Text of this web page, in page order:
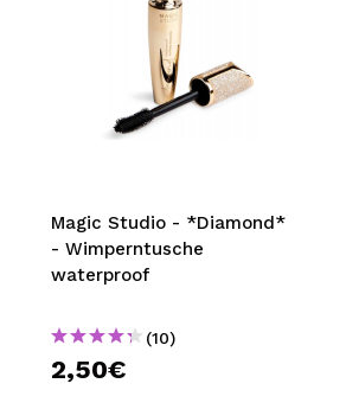
Magic Studio - *Diamond*
- Wimperntusche
waterproof
(10)
2,50€